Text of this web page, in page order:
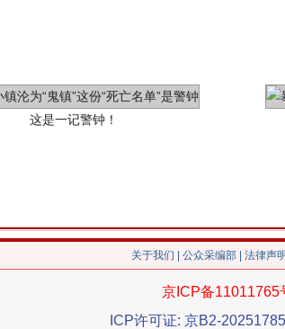
这是一记警钟！
关于我们 公众采编部 法律声明
京ICP备11011765
ICP许可证: 京B2-20251785